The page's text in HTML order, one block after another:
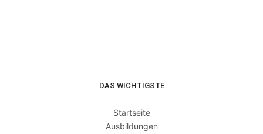
DAS WICHTIGSTE
Startseite
Ausbildungen